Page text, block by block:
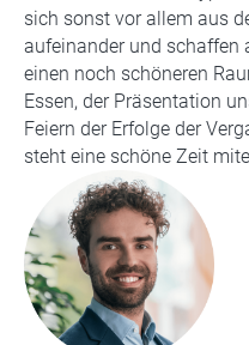
sich sonst vor allem aus
aufeinander und schaffen
einen noch schöneren
Essen, der Präsentation
Feiern der Erfolge der
steht eine schöne Zeit